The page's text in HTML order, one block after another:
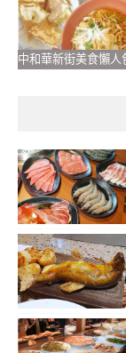
中和華新街美食懶人